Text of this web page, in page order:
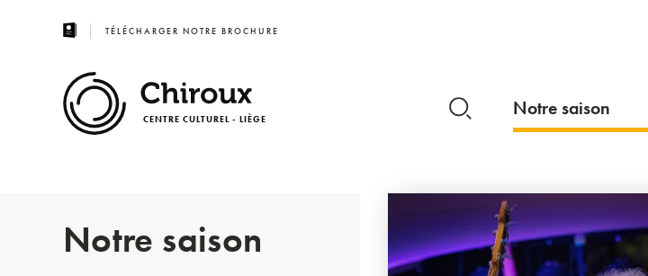
TÉLÉCHARGER NOTRE BROCHURE
CENTRE CULTUREL - LIÈGE Notre saison
Notre saison